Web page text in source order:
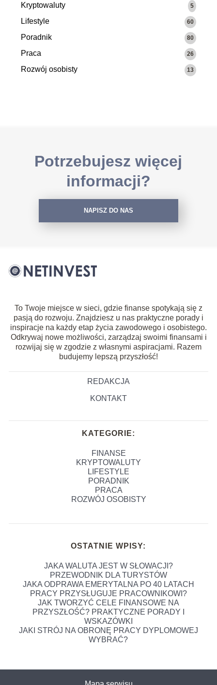
Kryptowaluty 5
Lifestyle 60
Poradnik 80
Praca 26
Rozwój osobisty 13
Potrzebujesz więcej
informacji?
NAPISZ DO NAS
To Twoje miejsce w sieci, gdzie finanse spotykają się z
pasją do rozwoju. Znajdziesz u nas praktyczne porady i
inspiracje na każdy etap życia zawodowego i osobistego.
Odkrywaj nowe możliwości, zarządzaj swoimi finansami i
rozwijaj się w zgodzie z własnymi aspiracjami. Razem
budujemy lepszą przyszłość!
REDAKCJA
KONTAKT
KATEGORIE:
FINANSE
KRYPTOWALUTY
LIFESTYLE
PORADNIK
PRACA
ROZWÓJ OSOBISTY
OSTATNIE WPISY:
JAKA WALUTA JEST W SŁOWACJI?
PRZEWODNIK DLA TURYSTÓW
JAKA ODPRAWA EMERYTALNA PO 40 LATACH
PRACY PRZYSŁUGUJE PRACOWNIKOWI?
JAK TWORZYĆ CELE FINANSOWE NA
PRZYSZŁOŚĆ? PRAKTYCZNE PORADY I
WSKAZÓWKI
JAKI STRÓJ NA OBRONĘ PRACY DYPLOMOWEJ
WYBRAĆ?